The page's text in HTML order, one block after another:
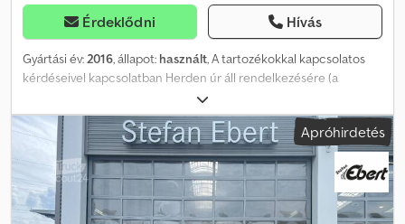
Érdeklődni Hívás
Gyártási év:2016, állapot: használt, A tartozékokkal kapcsolatos
kérdéseivel kapcsolatban Herden úr áll rendelkezésére (a
telefonszámon). Stabau hengersín S1-RGSCH 100 / 8, teherbírás /
gyártási év: 2016 / raktáron és azonnal elérhető / nagyon jó
állapotban Ár párban: 2.190,00 € nettó / 2.606,10 € bruttó
Teherbírás: 8.000 kg Terhelési központ: 1.500 mm Saját tömeg: 710
kg (teljes készlet) Teljes hossz: 3.000 mm Teljes szélesség: 500 mm
A pontos méretek a mellékelt képeken láthatók. Raktárunkban
nagyon széles választékban kínálunk különböző tartozékokat,
Apróhirdetés